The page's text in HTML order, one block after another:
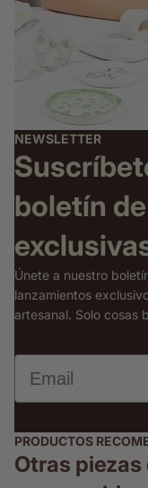
NEWSLETTER
boletín
Únete a nuestro
lanzamientos
artesanal. Solo cosas
PRODUCTOS
Otras